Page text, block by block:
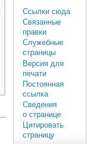
Ссылки сюда
Связанные
правки
Служебные
страницы
Версия для
печати
Постоянная
ссылка
Сведения
о странице
Цитировать
страницу